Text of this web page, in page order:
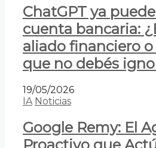
ChatGPT ya
cuenta bancaria:
aliado financiero
que no debés
19/05/2026
IA Noticias
Google Remy: El
Proactivo que